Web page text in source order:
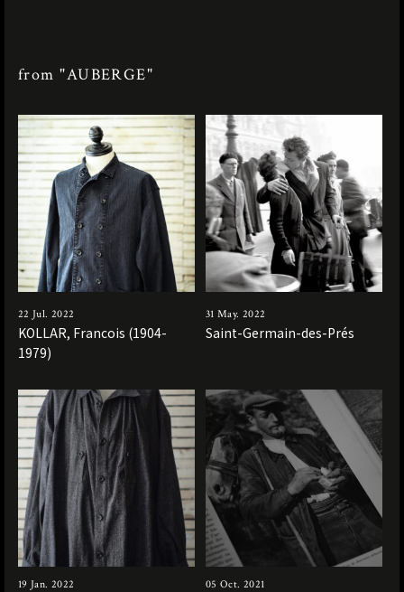
from "AUBERGE"
22 Jul. 2022
KOLLAR, Francois (1904-
1979)
31 May. 2022
Saint-Germain-des-Prés
19 Jan. 2022 05 Oct. 2021